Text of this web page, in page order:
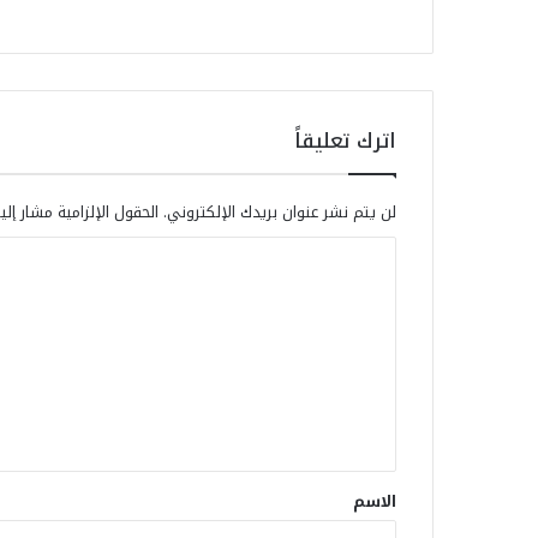
اترك تعليقاً
لن يتم نشر عنوان بريدك الإلكتروني. الحقول الإلزامية مشار
الاسم